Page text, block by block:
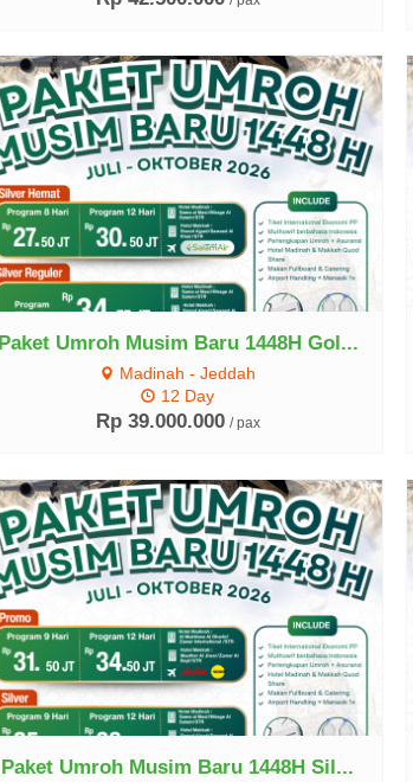
Paket Umroh Musim Baru 1448H Gol...
Madinah - Jeddah
12 Day
Rp 39.000.000 / pax
Paket Umroh Musim Baru 1448H Sil...